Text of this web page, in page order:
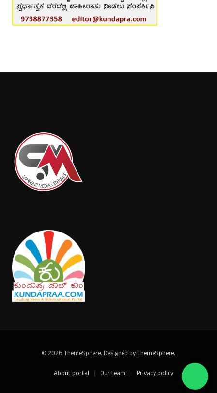
© 2026 ThemeSphere. Designed byThemeSphere.
About portal
Our team Privacy policy